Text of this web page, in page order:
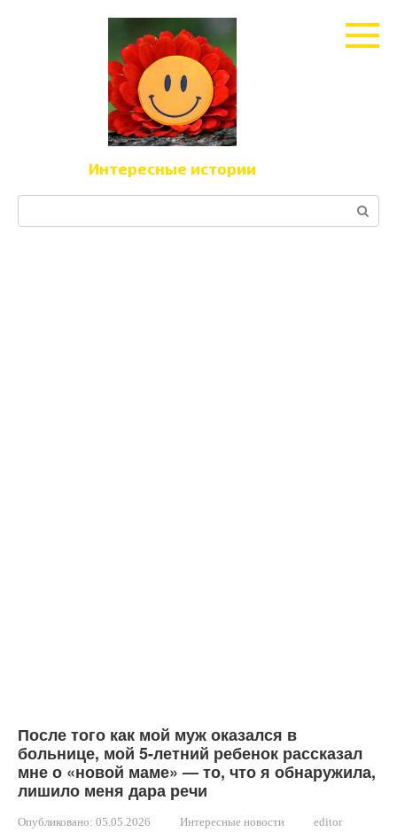
Интересные истории
После того как мой муж оказался в
больнице, мой 5-летний ребенок рассказал
мне о «новой маме» — то, что я обнаружила,
лишило меня дара речи
Опубликовано: 05.05.2026 Интересные новости editor